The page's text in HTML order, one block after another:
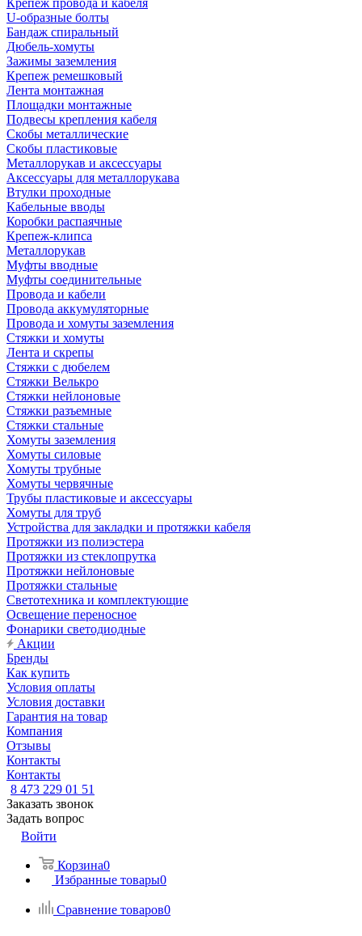
Крепеж провода и кабеля
U-образные болты
Бандаж спиральный
Дюбель-хомуты
Зажимы заземления
Крепеж ремешковый
Лента монтажная
Площадки монтажные
Подвесы крепления кабеля
Скобы металлические
Скобы пластиковые
Металлорукав и аксессуары
Аксессуары для металлорукава
Втулки проходные
Кабельные вводы
Коробки распаячные
Крепеж-клипса
Металлорукав
Муфты вводные
Муфты соединительные
Провода и кабели
Провода аккумуляторные
Провода и хомуты заземления
Стяжки и хомуты
Лента и скрепы
Стяжки c дюбелем
Стяжки Велькро
Стяжки нейлоновые
Стяжки разъемные
Стяжки стальные
Хомуты заземления
Хомуты силовые
Хомуты трубные
Хомуты червячные
Трубы пластиковые и аксессуары
Хомуты для труб
Устройства для закладки и протяжки кабеля
Протяжки из полиэстера
Протяжки из стеклопрутка
Протяжки нейлоновые
Протяжки стальные
Светотехника и комплектующие
Освещение переносное
Фонарики светодиодные
Акции
Бренды
Как купить
Условия оплаты
Условия доставки
Гарантия на товар
Компания
Отзывы
Контакты
Контакты
8 473 229 01 51
Заказать звонок
Задать вопрос
Войти
Корзина0
Избранные товары0
Сравнение товаров0